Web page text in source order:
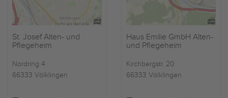
St. Josef Alten- und
Pflegeheim
Nordring 4
66333 Völklingen
Haus Emilie GmbH Alten-
und Pflegeheim
Kirchbergstr. 20
66333 Völklingen